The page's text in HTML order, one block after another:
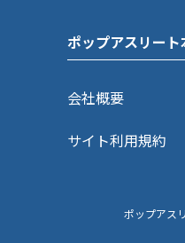
ポップアスリート
会社概要
サイト利用規約
ポップアス